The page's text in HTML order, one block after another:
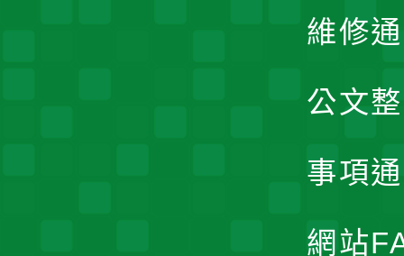
維修
公文
事項
網站